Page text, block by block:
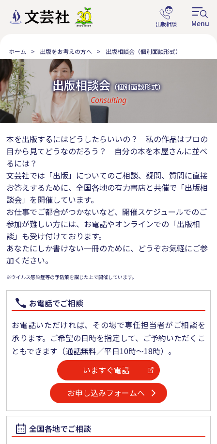
ホーム 出版をお考えの方へ 出版相談会（個別面談形式）
出版相談会 （個別面談形式）
Consulting
本を出版するにはどうしたらいいの？ 私の作品はプロの
目から見てどうなのだろう？ 自分の本を本屋さんに並べ
るには？
文芸社では「出版」についてのご相談、疑問、質問に直接
お答えするために、全国各地の有力書店と共催で「出版相
談会」を開催しています。
お仕事でご都合がつかないなど、開催スケジュールでのご
参加が難しい方には、お電話やオンラインでの「出版相
談」も受け付けております。
あなたにしか書けない一冊のために、どうぞお気軽にご参
加ください。
※ウイルス感染症等の予防策を講じた上で開催しています。
お電話でご相談
お電話いただければ、その場で専任担当者がご相談を
承ります。ご希望の日時を指定して、ご予約いただくこ
ともできます（通話無料／平日10時～18時）。
いますぐ電話
お申し込みフォームへ
全国各地でご相談